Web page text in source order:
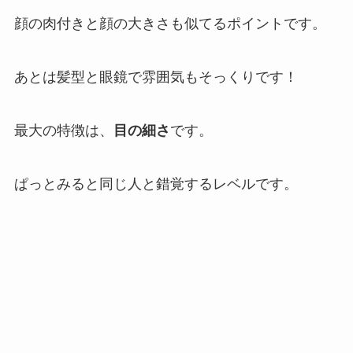
顔の肉付きと顔の大きさも似てるポイントです。
あとは髪型と眼鏡で雰囲気もそっくりです！
最大の特徴は、 目の細さ です。
ぱっとみると同じ人と錯覚するレベルです。